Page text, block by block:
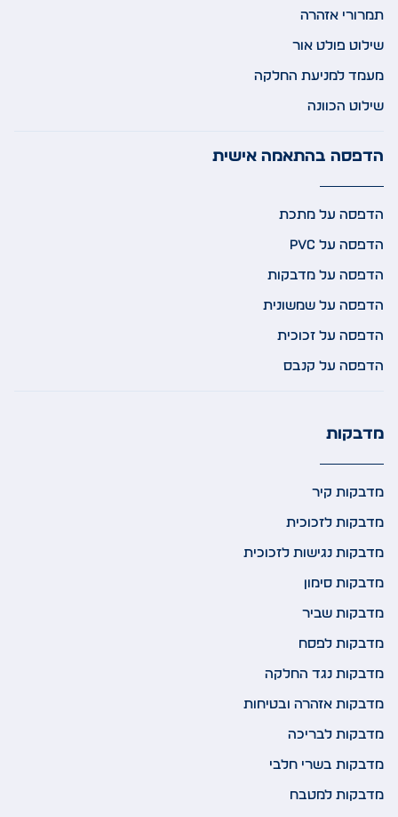
תמרורי אזהרה
שילוט פולט אור
מעמד למניעת החלקה
שילוט הכוונה
הדפסה בהתאמה אישית
הדפסה על מתכת
הדפסה על PVC
הדפסה על מדבקות
הדפסה על שמשונית
הדפסה על זכוכית
הדפסה על קנבס
מדבקות
מדבקות קיר
מדבקות לזכוכית
מדבקות נגישות לזכוכית
מדבקות סימון
מדבקות שביר
מדבקות לפסח
מדבקות נגד החלקה
מדבקות אזהרה ובטיחות
מדבקות לבריכה
מדבקות בשרי חלבי
מדבקות למטבח